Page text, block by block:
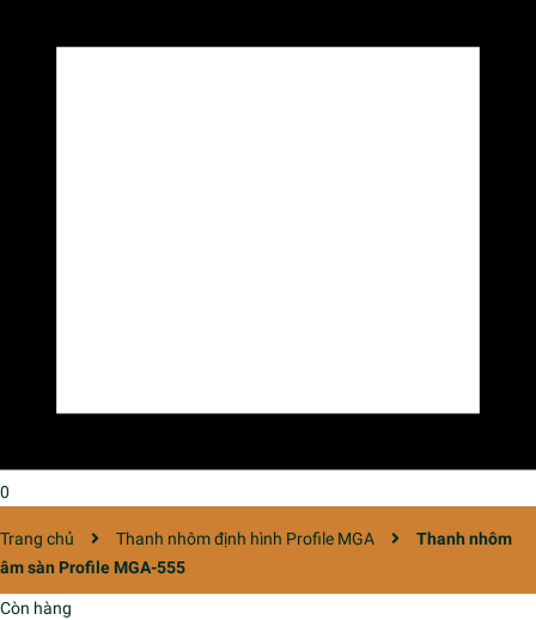
0
Trang chủ Thanh nhôm định hình Profile MGA
Thanh nhôm
âm sàn Profile MGA-555
Còn hàng